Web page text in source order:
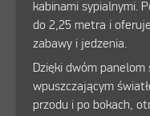
kabinami sypialnymi.
do 2,25 metra i
zabawy i jedzenia.
Dzięki dwóm
wpuszczającym
przodu i po bokach,